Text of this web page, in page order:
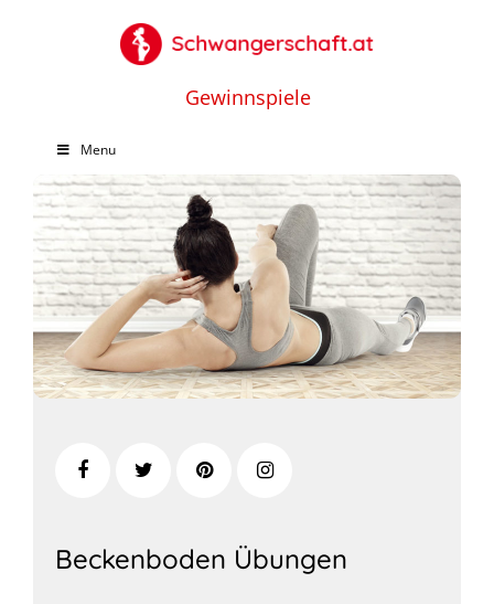
Gewinnspiele
Menu
Beckenboden Übungen